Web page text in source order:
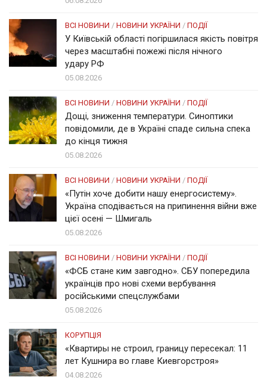
ВСІ НОВИНИ / НОВИНИ УКРАЇНИ / ПОДІЇ
У Київській області погіршилася якість повітря
через масштабні пожежі після нічного
удару РФ
05.08.2026
ВСІ НОВИНИ / НОВИНИ УКРАЇНИ / ПОДІЇ
Дощі, зниження температури. Синоптики
повідомили, де в Україні спаде сильна спека
до кінця тижня
05.08.2026
ВСІ НОВИНИ / НОВИНИ УКРАЇНИ / ПОДІЇ
«Путін хоче добити нашу енергосистему».
Україна сподівається на припинення війни вже
цієї осені — Шмигаль
05.08.2026
ВСІ НОВИНИ / НОВИНИ УКРАЇНИ / ПОДІЇ
«ФСБ стане ким завгодно». СБУ попередила
українців про нові схеми вербування
російськими спецслужбами
05.08.2026
КОРУПЦІЯ
«Квартиры не строил, границу пересекал: 11
лет Кушнира во главе Киевгорстроя»
04.08.2026